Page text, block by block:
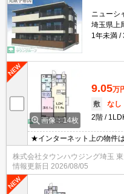
ニューシ
埼玉県上
1年未満
画像：14枚
9.05万
敷
なし
2階
★インターネット上の物件
紹介致します★お部屋探し
東大宮店まで★
株式会社タウンハウジング埼玉
情報更新日 2026/08/05